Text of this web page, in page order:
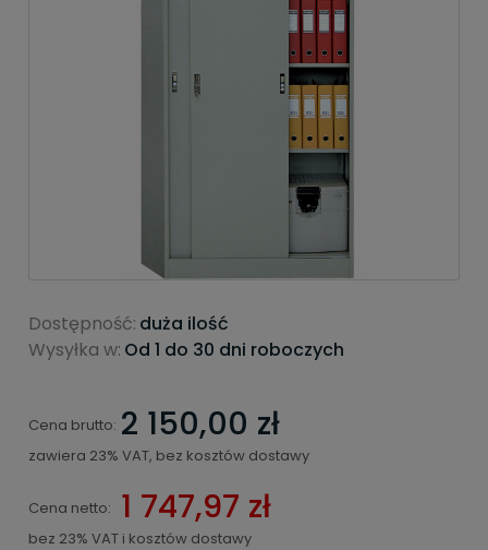
Dostępność: duża ilość
Wysyłka w: Od 1 do 30 dni roboczych
Cena brutto: 2 150,00 zł
zawiera 23% VAT, bez kosztów dostawy
Cena netto: 1 747,97 zł
bez 23% VAT i kosztów dostawy